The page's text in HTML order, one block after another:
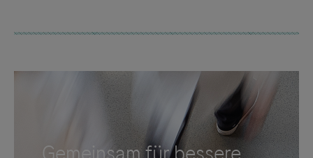
Servicegedankens angeboten. Der Herausgeber äußert
lehnt ausdrücklich jegliche Verantwortung für
Drittinformationen und deren Verwendung ab.